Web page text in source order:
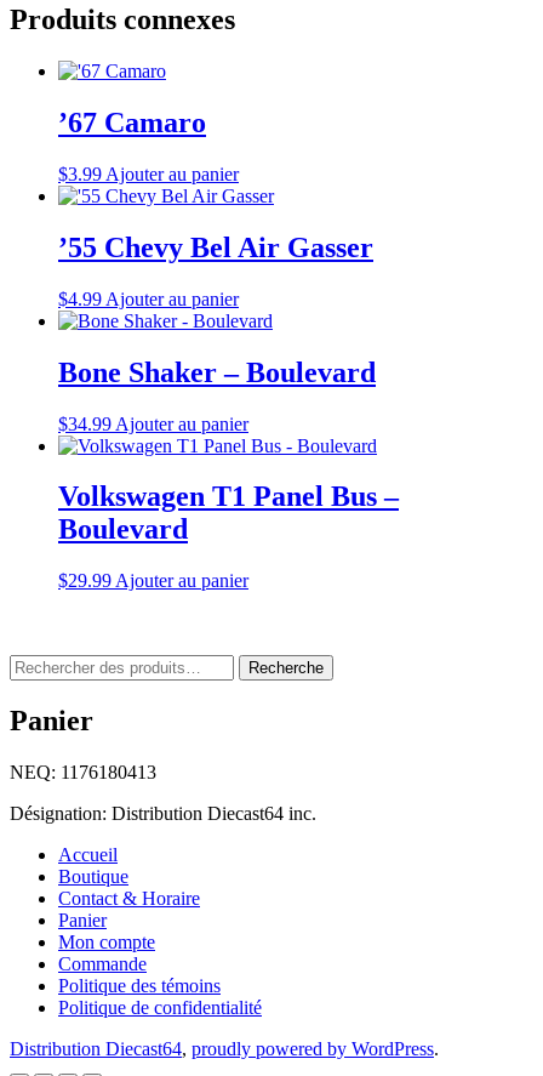
Produits connexes
’67 Camaro
$3.99 Ajouter au panier
’55 Chevy Bel Air Gasser
$4.99 Ajouter au panier
Bone Shaker – Boulevard
$34.99 Ajouter au panier
Volkswagen T1 Panel Bus –
Boulevard
$29.99 Ajouter au panier
Rechercher
:
Recherche
Panier
NEQ: 1176180413
Désignation: Distribution Diecast64 inc.
Accueil
Boutique
Contact & Horaire
Panier
Mon compte
Commande
Politique des témoins
Politique de confidentialité
Distribution Diecast64, proudly powered by WordPress.